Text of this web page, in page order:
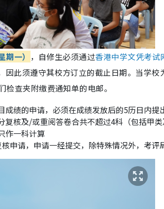
一） ，自修生必须通过香港中学文凭考试
此须遵守其校方订立的截止日期。当学校
查夹附缴费通知单的电邮。
成绩的申请，必须在成绩发放后的5历日内提
复核及/或重阅答卷合共不超过4科（包括甲
作一科计算
申请，申请一经提交，除特殊情况外，考评